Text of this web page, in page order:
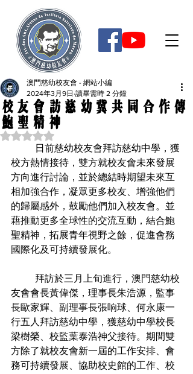
校友會訪慈幼冀共同合作傳
鮑聖精神
澳門慈幼校友會 - 網站小編
2024年3月9日 讀畢需時 2 分鐘
評等為 NaN（最高為 5 顆星）。
校方熱情接待，雙方就校友會未來發展
方向進行討論，並於總結時期望未來互
相加強合作，凝眾更多校友、增強他們
的歸屬感外，鼓勵他們加入校友會。並
藉推動更多全球性的交流互動，結合鮑
聖精神，拓展青年視野之餘，促進會務
國際化及可持續發展化。
友會會長黃偉傑，理事長朱浩源，監事
長歐家輝、副理事長張响球、何永康一
行五人拜訪慈幼中學，獲慈幼中學校長
梁樹榮、校監葉泰浩神父接待。期間雙
方除了就校友會新一屆的工作安排、會
務可持續發展、協助校史館的工作、校